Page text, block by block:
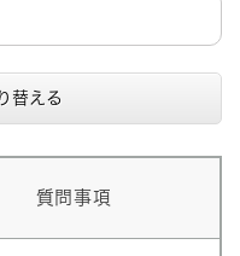
替える
質問事項